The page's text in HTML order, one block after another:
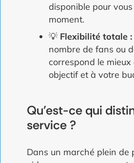
disponible pour
moment.
💡 Flexibilité totale :
nombre de fans ou
correspond le mieux
objectif et à votre
Qu'est-ce qui
service ?
Dans un marché plein de